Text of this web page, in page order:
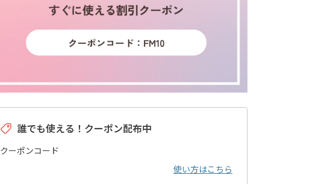
誰でも使える！クーポン配布中
クーポンコード
使い方はこちら